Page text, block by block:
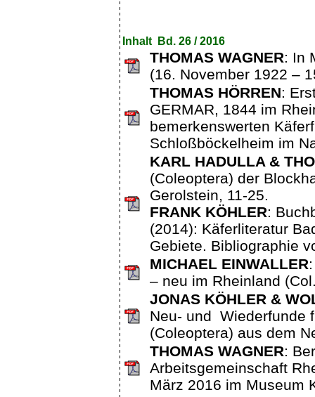
Inhalt Bd. 26 / 2016
THOMAS WAGNER: In
(16. November 1922 –
THOMAS HÖRREN:
GERMAR, 1844 im
bemerkenswerten
Schloßböckelheim im
KARL HADULLA &
(Coleoptera) der
Gerolstein, 11-25.
FRANK KÖHLER:
(2014): Käferliteratur
Gebiete. Bibliographie
MICHAEL EINWALLER
– neu im Rheinland
JONAS KÖHLER &
Neu- und Wiederfunde
(Coleoptera) aus dem
THOMAS WAGNER:
Arbeitsgemeinschaft
März 2016 im Museum